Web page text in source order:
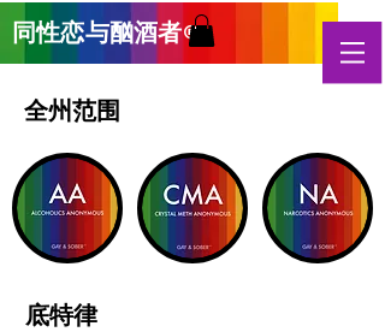
同性恋与酗酒者®
全州范围
底特律